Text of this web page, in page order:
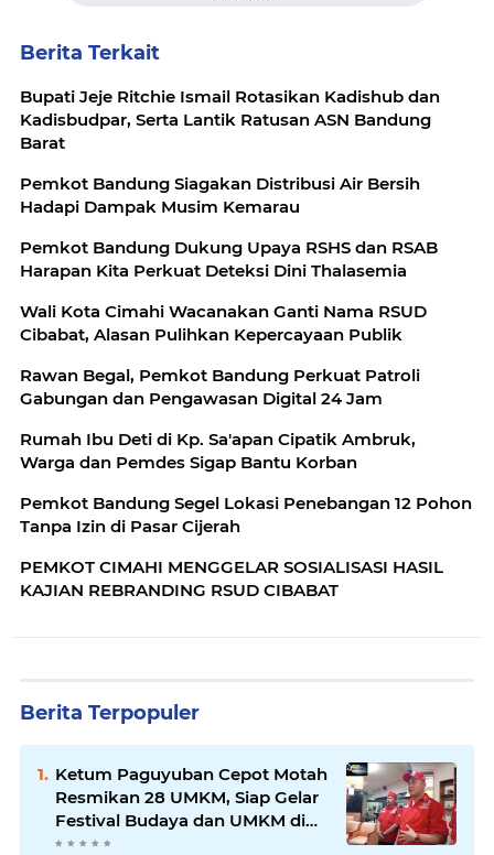
Berita Terkait
Bupati Jeje Ritchie Ismail Rotasikan Kadishub dan
Kadisbudpar, Serta Lantik Ratusan ASN Bandung
Barat
Pemkot Bandung Siagakan Distribusi Air Bersih
Hadapi Dampak Musim Kemarau
Pemkot Bandung Dukung Upaya RSHS dan RSAB
Harapan Kita Perkuat Deteksi Dini Thalasemia
Wali Kota Cimahi Wacanakan Ganti Nama RSUD
Cibabat, Alasan Pulihkan Kepercayaan Publik
Rawan Begal, Pemkot Bandung Perkuat Patroli
Gabungan dan Pengawasan Digital 24 Jam
Rumah Ibu Deti di Kp. Sa'apan Cipatik Ambruk,
Warga dan Pemdes Sigap Bantu Korban
Pemkot Bandung Segel Lokasi Penebangan 12 Pohon
Tanpa Izin di Pasar Cijerah
PEMKOT CIMAHI MENGGELAR SOSIALISASI HASIL
KAJIAN REBRANDING RSUD CIBABAT
Berita Terpopuler
Ketum Paguyuban Cepot Motah
Resmikan 28 UMKM, Siap Gelar
Festival Budaya dan UMKM di
Jalan Braga